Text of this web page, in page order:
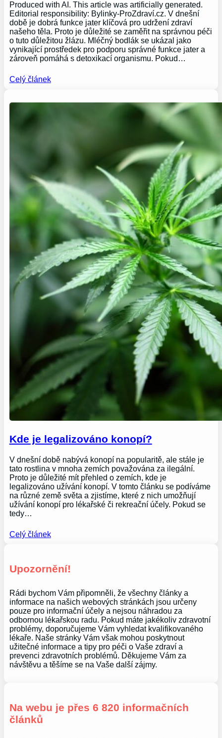
Produced with AI. This article was artificially generated.
Editorial responsibility: Bylinky-ProZdraví.cz. V dnešní
době je dobrá funkce jater klíčová pro udržení zdraví
našeho těla. Proto je důležité se zaměřit na správnou péči
o tuto důležitou žlázu. Mléčný bodlák se ukázal jako
vynikající prostředek pro podporu správné funkce jater a
zároveň pomáhá s detoxikací organismu. Pokud…
Celý článek
Kde je legalizováno konopí?
V dnešní době nabývá konopí na popularitě, ale stále je
tato rostlina v mnoha zemích považována za ilegální.
Proto je důležité mít přehled o zemích, kde je
legalizováno užívání konopí. V tomto článku se podíváme
na různé země světa a zjistíme, které z nich umožňují
užívání konopí pro lékařské či rekreační účely. Pokud se
tedy…
Celý článek
Upozornění!
Rádi bychom Vám připomněli, že všechny články a
informace na našich webových stránkách jsou určeny
pouze pro informační účely a nejsou náhradou za
odbornou lékařskou radu. Pokud máte jakékoliv zdravotní
problémy, doporučujeme Vám vyhledat kvalifikovaného
lékaře. Naše stránky Vám však mohou poskytnout
užitečné informace a tipy pro péči o Vaše zdraví a
prevenci zdravotních problémů. Děkujeme Vám za
návštěvu a těšíme se na Vaše další zájmy.
Na webu je přes 6 820 informačních
článků